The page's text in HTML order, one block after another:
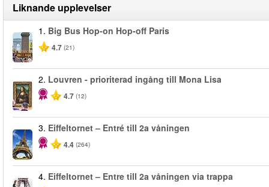
Liknande upplevelser
1. Big Bus Hop-on Hop-off Paris
4.7 (21)
2. Louvren - prioriterad ingång till Mona Lisa
4.7 (12)
3. Eiffeltornet – Entré till 2a våningen
4.4 (264)
4. Eiffeltornet – Entre till 2a våningen via trappa